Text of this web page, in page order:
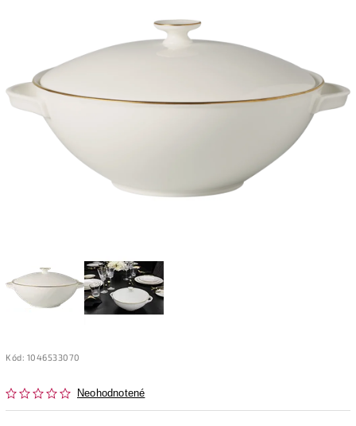
Kód: 1046533070
Neohodnotené